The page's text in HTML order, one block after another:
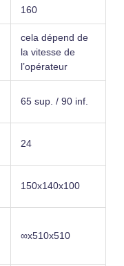
160
cela dépend de
la vitesse de
l’opérateur
65 sup. / 90 inf.
24
150x140x100
∞x510x510